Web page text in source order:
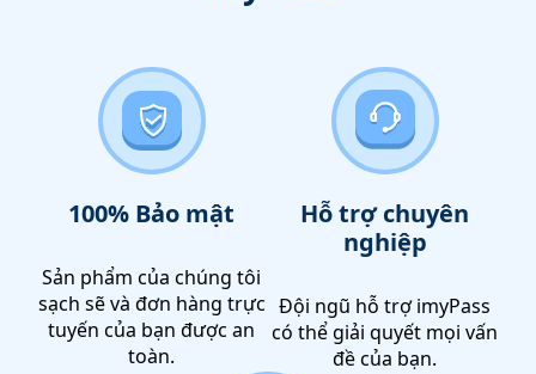
100% Bảo mật
Sản phẩm của chúng tôi
sạch sẽ và đơn hàng trực
tuyến của bạn được an
toàn.
Hỗ trợ chuyên
nghiệp
Đội ngũ hỗ trợ imyPass
có thể giải quyết mọi vấn
đề của bạn.